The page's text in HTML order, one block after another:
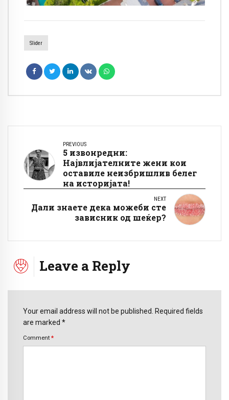
Slider
PREVIOUS
5 извонредни:
Највлијателните жени кои
оставиле неизбришлив белег
на историјата!
NEXT
Дали знаете дека можеби сте
зависник од шеќер?
Leave a Reply
Your email address will not be published. Required fields
are marked *
Comment *